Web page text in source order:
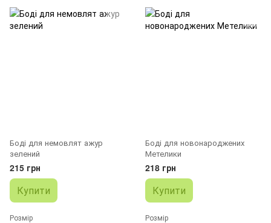
Боді для немовлят ажур
зелений
215 грн
Купити
Розмір
Боді для новонароджених
Метелики
218 грн
Купити
Розмір